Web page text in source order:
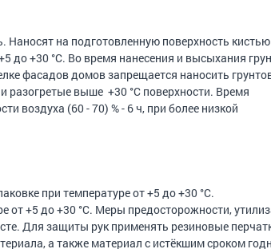
Наносят на подготовленную поверхность
до +30 °С. Во время нанесения и высыхания
фасадов домов запрещается наносить
выше +30 °С поверхности. Время
воздуха (60 - 70) % - 6 ч, при более низкой
при температуре от +5 до +30 °С.
от +5 до +30 °С. Меры предосторожности,
Для защиты рук применять резиновые
а также материал с истёкшим сроком